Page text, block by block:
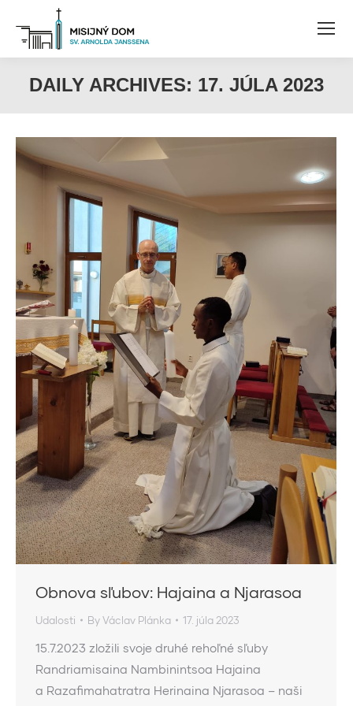
DAILY ARCHIVES: 17. JÚLA 2023
Obnova sľubov: Hajaina a Njarasoa
Udalosti ByVáclav Plánka 17. júla 2023
15.7.2023 zložili svoje druhé rehoľné sľuby
Randriamisaina Nambinintsoa Hajaina
a Razafimahatratra Herinaina Njarasoa – naši